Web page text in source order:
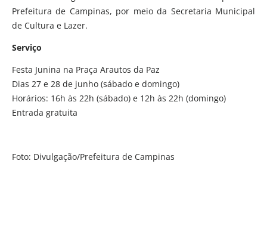
Prefeitura de Campinas, por meio da Secretaria Municipal
de Cultura e Lazer.
Serviço
Festa Junina na Praça Arautos da Paz
Dias 27 e 28 de junho (sábado e domingo)
Horários: 16h às 22h (sábado) e 12h às 22h (domingo)
Entrada gratuita
Foto: Divulgação/Prefeitura de Campinas